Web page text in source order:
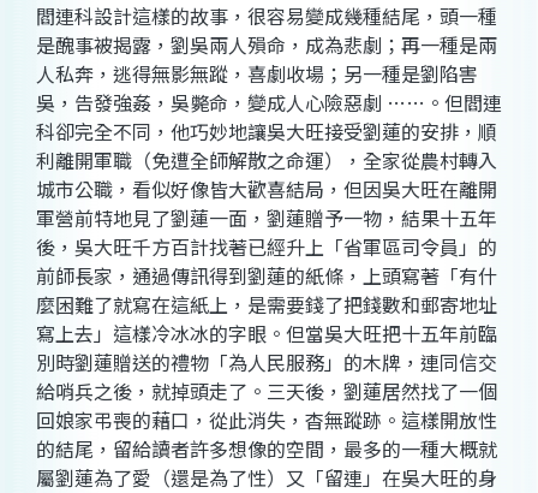
閻連科設計這樣的故事，很容易變成幾種結尾，頭一種
是醜事被揭露，劉吳兩人殞命，成為悲劇；再一種是兩
人私奔，逃得無影無蹤，喜劇收場；另一種是劉陷害
吳，告發強姦，吳斃命，變成人心險惡劇 ……。但閻連
科卻完全不同，他巧妙地讓吳大旺接受劉蓮的安排，順
利離開軍職（免遭全師解散之命運），全家從農村轉入
城市公職，看似好像皆大歡喜結局，但因吳大旺在離開
軍營前特地見了劉蓮一面，劉蓮贈予一物，結果十五年
後，吳大旺千方百計找著已經升上「省軍區司令員」的
前師長家，通過傳訊得到劉蓮的紙條，上頭寫著「有什
麼困難了就寫在這紙上，是需要錢了把錢數和郵寄地址
寫上去」這樣冷冰冰的字眼。但當吳大旺把十五年前臨
別時劉蓮贈送的禮物「為人民服務」的木牌，連同信交
給哨兵之後，就掉頭走了。三天後，劉蓮居然找了一個
回娘家弔喪的藉口，從此消失，杳無蹤跡。這樣開放性
的結尾，留給讀者許多想像的空間，最多的一種大概就
屬劉蓮為了愛（還是為了性）又「留連」在吳大旺的身